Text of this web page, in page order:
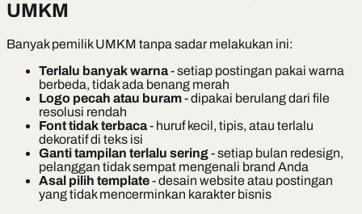
UMKM
Banyak pemilik UMKM tanpa sadar melakukan ini:
Terlalu banyak warna- setiap postingan pakai warna
berbeda, tidak ada benang merah
Logo pecah atau buram- dipakai berulang dari file
resolusi rendah
Font tidak terbaca- huruf kecil, tipis, atau terlalu
dekoratif di teks isi
Ganti tampilan terlalu sering- setiap bulan redesign,
pelanggan tidak sempat mengenali brand Anda
Asal pilih template- desain website atau postingan
yang tidak mencerminkan karakter bisnis